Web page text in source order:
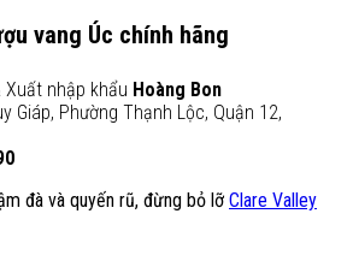
vang Úc chính hãng
Xuất nhập khẩu Hoàng Bon
Giáp, Phường Thạnh Lộc, Quận 12,
đà và quyến rũ, đừng bỏ lỡ Clare Valley